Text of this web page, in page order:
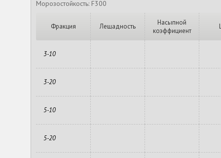
Морозостойкость: F300
Фракция Лещадность
Насыпной
коэффициент
3-10
3-20
5-10
5-20